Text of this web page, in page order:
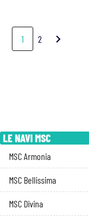
1 2 chevron_right
LE NAVI MSC
MSC Armonia
MSC Bellissima
MSC Divina